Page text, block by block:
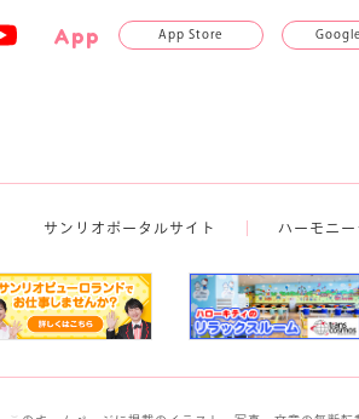
App App Store
サンリオポータルサイト ハーモニー